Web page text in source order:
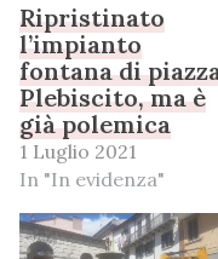
Ripristinato
l’impianto
fontana di
Plebiscito, ma è
già polemica
1 Luglio 2021
In "In evidenza"